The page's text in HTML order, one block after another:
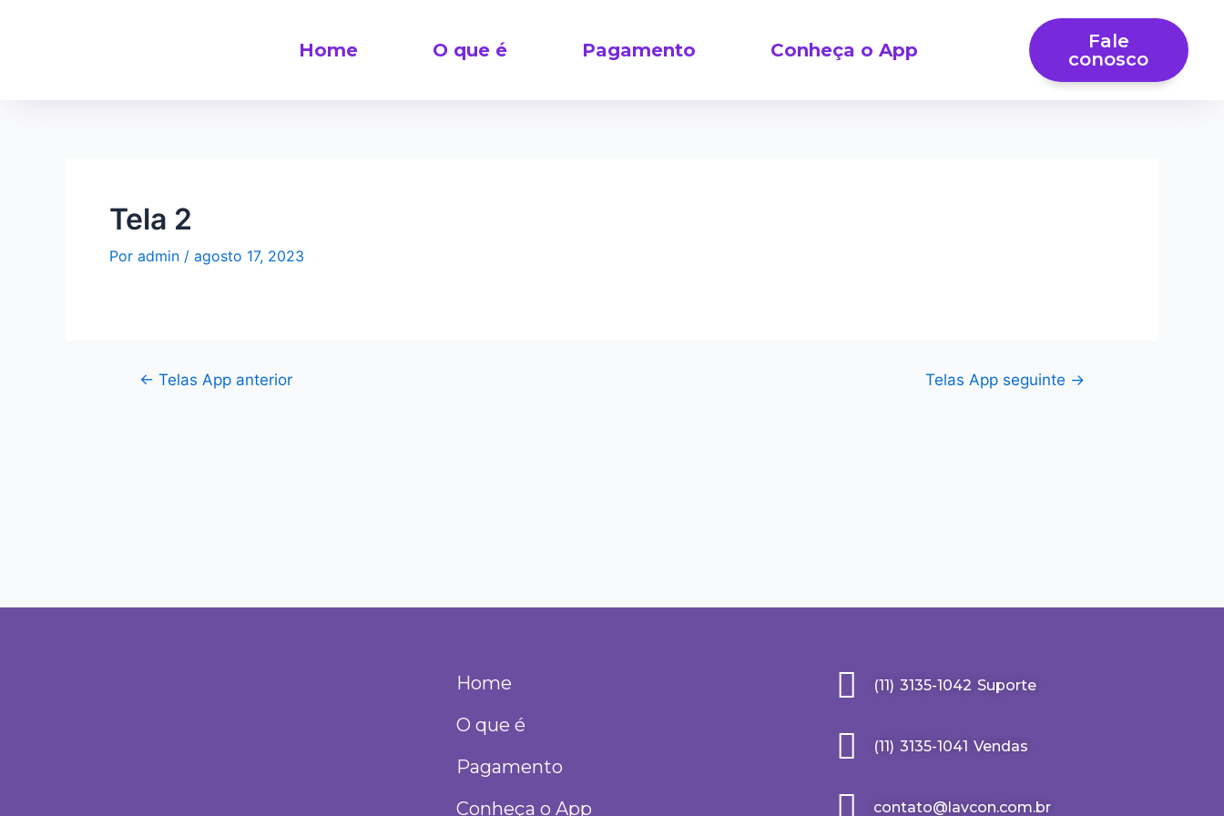
Home O que é Pagamento Conheça o App
Fale
conosco
Tela 2
Por admin / agosto 17, 2023
← Telas App anterior Telas App seguinte →
Home
O que é
Pagamento
Conheça o App
(11) 3135-1042 Suporte
(11) 3135-1041 Vendas
contato@lavcon.com.br